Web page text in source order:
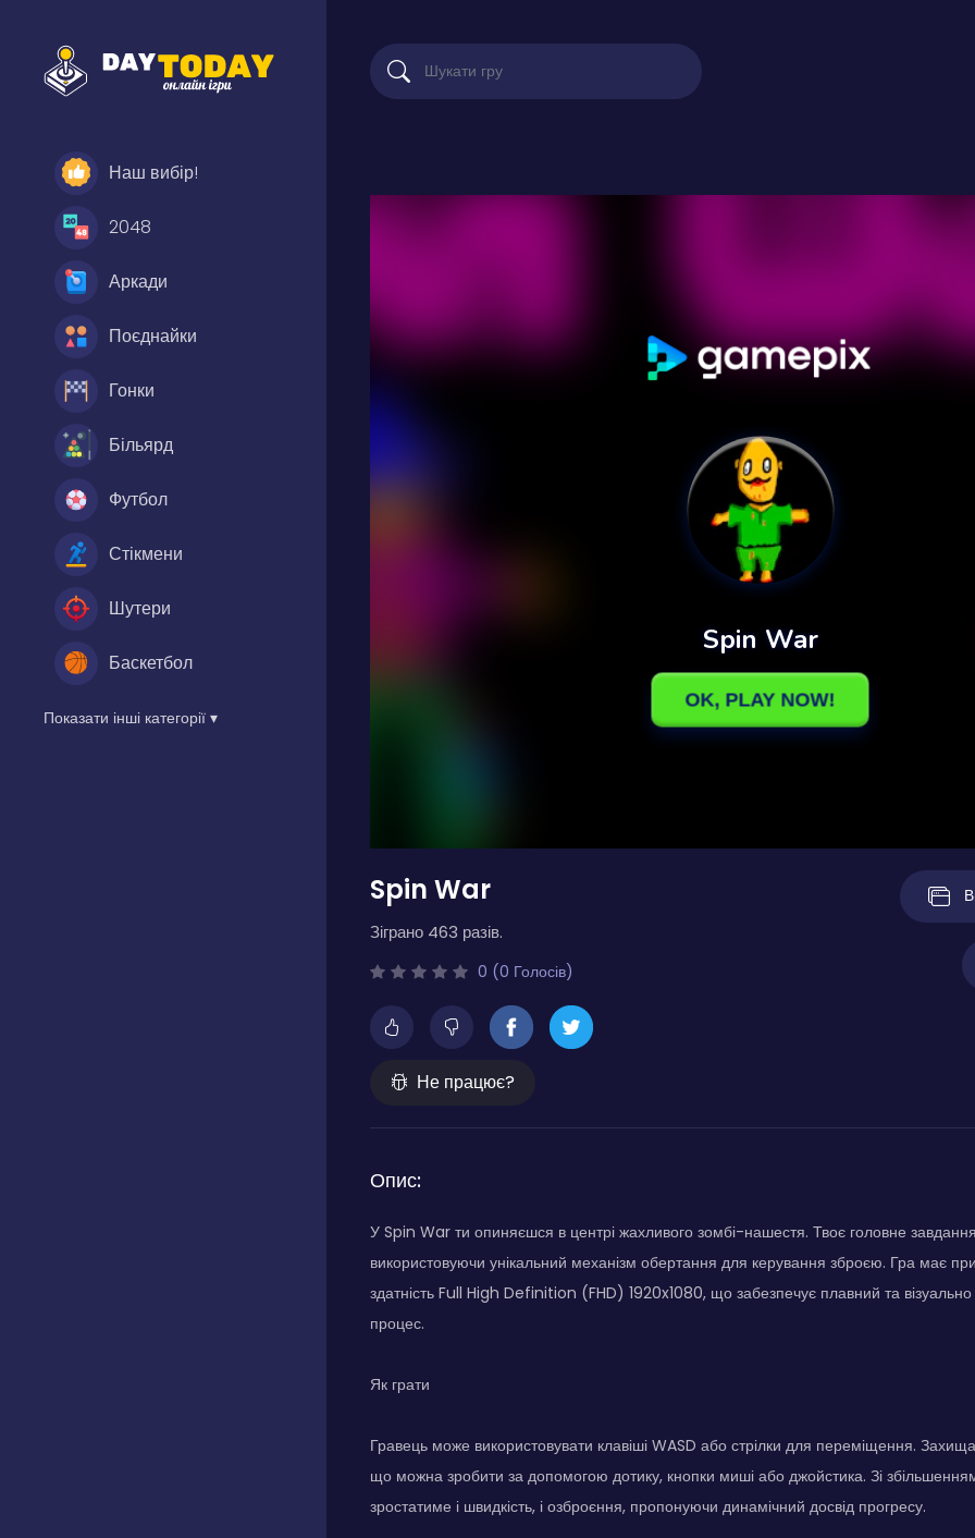
Наш вибір!
2048
Аркади
Поєднайки
Гонки
Більярд
Футбол
Стікмени
Шутери
Баскетбол
Показати інші категорії ▾
Spin War
Зіграно 463 разів.
0 (0 Голосів)
Не працює?
Опис:
У Spin War ти опиняєшся в центрі жахливого зомбі-нашестя. Твоє головне
використовуючи унікальний механізм обертання для керування зброєю. Гра має
здатність Full High Definition (FHD) 1920x1080, що забезпечує плавний та візуально
процес.
Як грати
Гравець може використовувати клавіші WASD або стрілки для переміщення.
що можна зробити за допомогою дотику, кнопки миші або джойстика. Зі
зростатиме і швидкість, і озброєння, пропонуючи динамічний досвід прогресу.